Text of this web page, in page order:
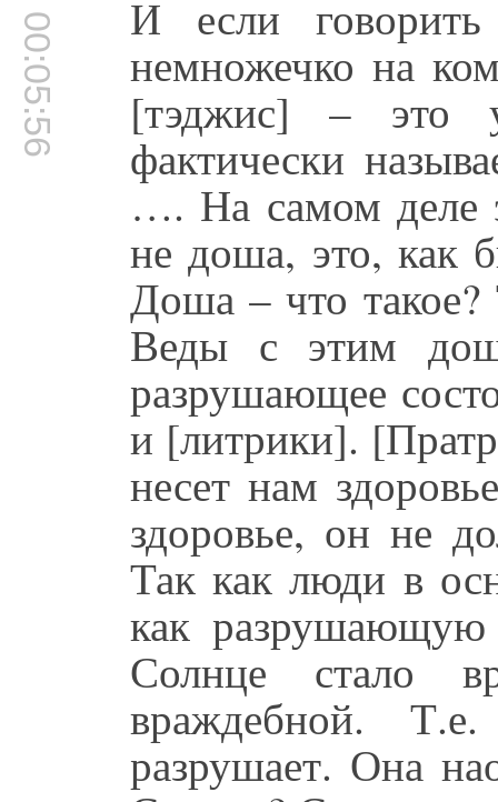
00:05:56 И если
немножечко на
[тэджис] – это
фактически
…. На самом деле
не доша, это, как
Доша – что такое?
Веды с этим
разрушающее
и [литрики].
несет нам
здоровье, он не
Так как люди в
как разрушающую
Солнце стало
враждебной.
разрушает. Она